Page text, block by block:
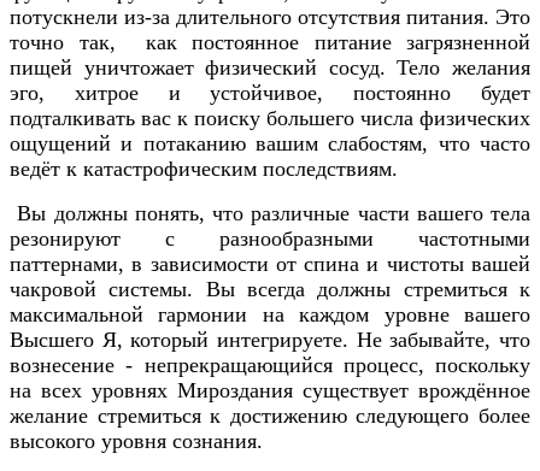
потускнели из-за длительного отсутствия питания. Это
точно так, как постоянное питание загрязненной
пищей уничтожает физический сосуд. Тело желания
эго, хитрое и устойчивое, постоянно будет
подталкивать вас к поиску большего числа физических
ощущений и потаканию вашим слабостям, что часто
ведёт к катастрофическим последствиям.
Вы должны понять, что различные части вашего тела
резонируют с разнообразными частотными
паттернами, в зависимости от спина и чистоты вашей
чакровой системы. Вы всегда должны стремиться к
максимальной гармонии на каждом уровне вашего
Высшего Я, который интегрируете. Не забывайте, что
вознесение - непрекращающийся процесс, поскольку
на всех уровнях Мироздания существует врождённое
желание стремиться к достижению следующего более
высокого уровня сознания.